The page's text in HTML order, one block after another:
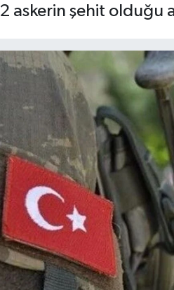
askerin şehit olduğu